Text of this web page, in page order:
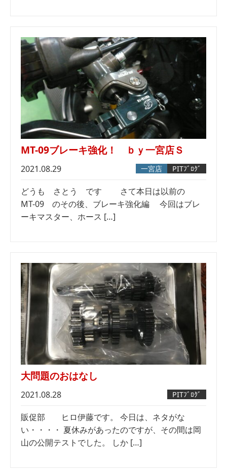
MT-09ブレーキ強化！ ｂｙ一宮店Ｓ
2021.08.29 一宮店 PITﾌﾞﾛｸﾞ
どうも さとう です さて本日は以前の
MT-09 のその後、ブレーキ強化編 今回はブレ
ーキマスター、ホース […]
大問題のおはなし
2021.08.28 PITﾌﾞﾛｸﾞ
販促部 ヒロ伊藤です。 今日は、ネタがな
い・・・・ 夏休みがあったのですが、その間は岡
山の公開テストでした。 しか […]